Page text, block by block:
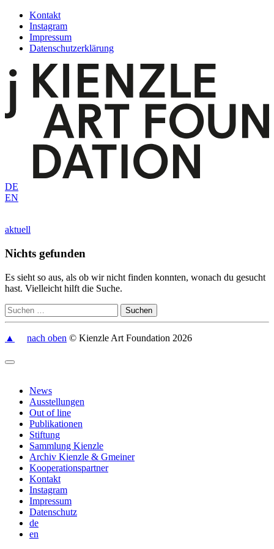
Zum
Inhalt
springen
Kontakt
Instagram
Impressum
Datenschutzerklärung
DE
EN
aktuell
Nichts gefunden
Es sieht so aus, als ob wir nicht finden konnten, wonach du gesucht
hast. Vielleicht hilft die Suche.
▲ nach oben © Kienzle Art Foundation 2026
News
Ausstellungen
Out of line
Publikationen
Stiftung
Sammlung Kienzle
Archiv Kienzle & Gmeiner
Kooperationspartner
Kontakt
Instagram
Impressum
Datenschutz
de
en